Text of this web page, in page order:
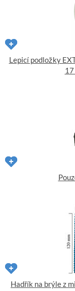
Lepicí podložky
Hadřík na brýle z